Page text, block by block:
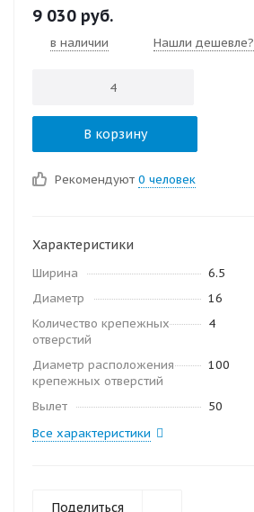
9 030 руб.
в наличии Нашли дешевле?
В корзину
Рекомендуют 0 человек
Характеристики
Ширина
6.5
Диаметр
16
Количество крепежных
отверстий
4
Диаметр расположения
крепежных отверстий
100
Вылет
50
Все характеристики
Поделиться